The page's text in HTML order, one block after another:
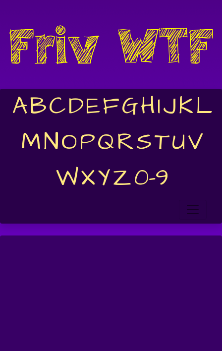
ABCDEFGHIJKL
MNOPQRSTUV
WXYZ0-9